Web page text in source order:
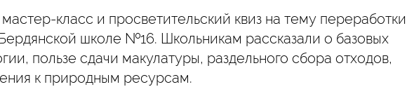
класс и просветительский квиз на тему переработки
школе №16. Школьникам рассказали о базовых
пользе сдачи макулатуры, раздельного сбора отходов,
к природным ресурсам.